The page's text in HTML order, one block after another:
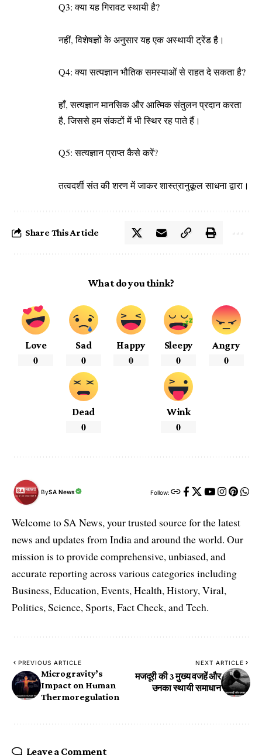
Q3: क्या यह गिरावट स्थायी है?
नहीं, विशेषज्ञों के अनुसार यह एक अस्थायी ट्रेंड है।
Q4: क्या सत्यज्ञान भौतिक समस्याओं से राहत दे सकता है?
हाँ, सत्यज्ञान मानसिक और आत्मिक संतुलन प्रदान करता
है, जिससे हम संकटों में भी स्थिर रह पाते हैं।
Q5: सत्यज्ञान प्राप्त कैसे करें?
तत्वदर्शी संत की शरण में जाकर शास्त्रानुकूल साधना द्वारा।
Share This Article
What do you think?
Love
0
Sad
0
Happy
0
Sleepy
0
Angry
0
Dead
0
Wink
0
BySA News Follow:
Welcome to SA News, your trusted source for the latest
news and updates from India and around the world. Our
mission is to provide comprehensive, unbiased, and
accurate reporting across various categories including
Business, Education, Events, Health, History, Viral,
Politics, Science, Sports, Fact Check, and Tech.
PREVIOUS ARTICLE
Microgravity’s
Impact on Human
Thermoregulation
NEXT ARTICLE
मजदूरी की 3 मुख्य वजहें और
उनका स्थायी समाधान
Leave a Comment